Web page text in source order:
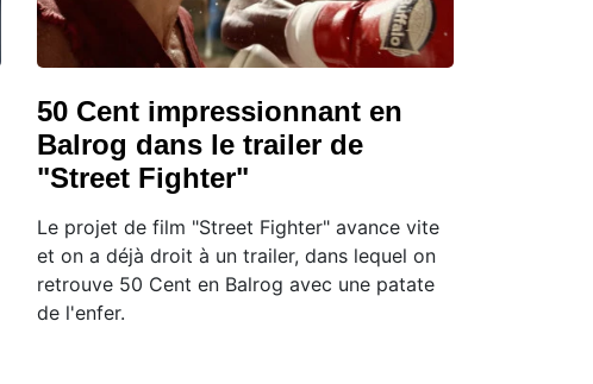
50 Cent impressionnant en
Balrog dans le trailer de
"Street Fighter"
Le projet de film "Street Fighter" avance vite
et on a déjà droit à un trailer, dans lequel on
retrouve 50 Cent en Balrog avec une patate
de l'enfer.